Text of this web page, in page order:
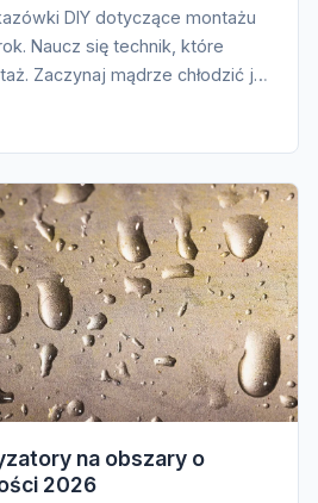
DIY dotyczące montażu
Naucz się technik, które
Zaczynaj mądrze chłodzić już
na obszary o
2026